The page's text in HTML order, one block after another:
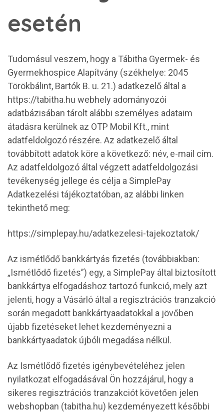
esetén
Tudomásul veszem, hogy a Tábitha Gyermek- és
Gyermekhospice Alapítvány (székhelye: 2045
Törökbálint, Bartók B. u. 21.) adatkezelő által a
https://tabitha.hu webhely adományozói
adatbázisában tárolt alábbi személyes adataim
átadásra kerülnek az OTP Mobil Kft., mint
adatfeldolgozó részére. Az adatkezelő által
továbbított adatok köre a következő: név, e-mail cím.
Az adatfeldolgozó által végzett adatfeldolgozási
tevékenység jellege és célja a SimplePay
Adatkezelési tájékoztatóban, az alábbi linken
tekinthető meg:
https://simplepay.hu/adatkezelesi-tajekoztatok/
Az ismétlődő bankkártyás fizetés (továbbiakban:
„Ismétlődő fizetés”) egy, a SimplePay által biztosított
bankkártya elfogadáshoz tartozó funkció, mely azt
jelenti, hogy a Vásárló által a regisztrációs tranzakció
során megadott bankkártyaadatokkal a jövőben
újabb fizetéseket lehet kezdeményezni a
bankkártyaadatok újbóli megadása nélkül.
Az Ismétlődő fizetés igénybevételéhez jelen
nyilatkozat elfogadásával Ön hozzájárul, hogy a
sikeres regisztrációs tranzakciót követően jelen
webshopban (tabitha.hu) kezdeményezett későbbi